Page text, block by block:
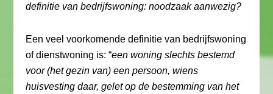
definitie van bedrijfswoning: noodzaak aanwezig?
Een veel voorkomende definitie van bedrijfswoning
of dienstwoning is: “een woning slechts bestemd
voor (het gezin van) een persoon, wiens
huisvesting daar, gelet op de bestemming van het